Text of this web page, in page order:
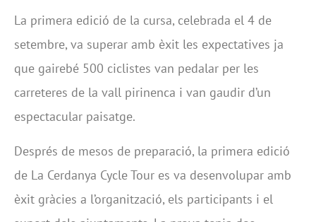
La primera edició de la cursa, celebrada el 4 de
setembre, va superar amb èxit les expectatives ja
que gairebé 500 ciclistes van pedalar per les
carreteres de la vall pirinenca i van gaudir d’un
espectacular paisatge.
Després de mesos de preparació, la primera edició
de La Cerdanya Cycle Tour es va desenvolupar amb
èxit gràcies a l’organització, els participants i el